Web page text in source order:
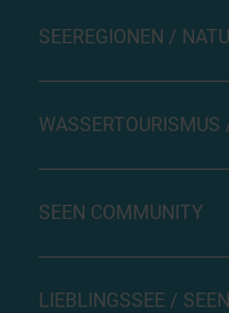
SEEREGIONEN /
WASSERTOURISMUS
SEEN COMMUNITY
LIEBLINGSSEE /